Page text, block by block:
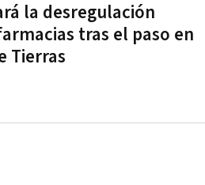
la desregulación
tras el paso en
Tierras